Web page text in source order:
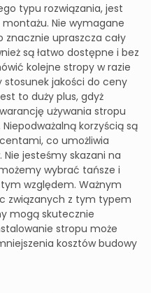
typu rozwiązania, jest
montażu. Nie wymagane
znacznie upraszcza cały
są łatwo dostępne i bez
kolejne stropy w razie
jakości do ceny
to duży plus, gdyż
używania stropu
korzyścią są
co umożliwia
jesteśmy skazani na
wybrać tańsze i
względem. Ważnym
związanych z tym typem
mogą skutecznie
stropu może
kosztów budowy